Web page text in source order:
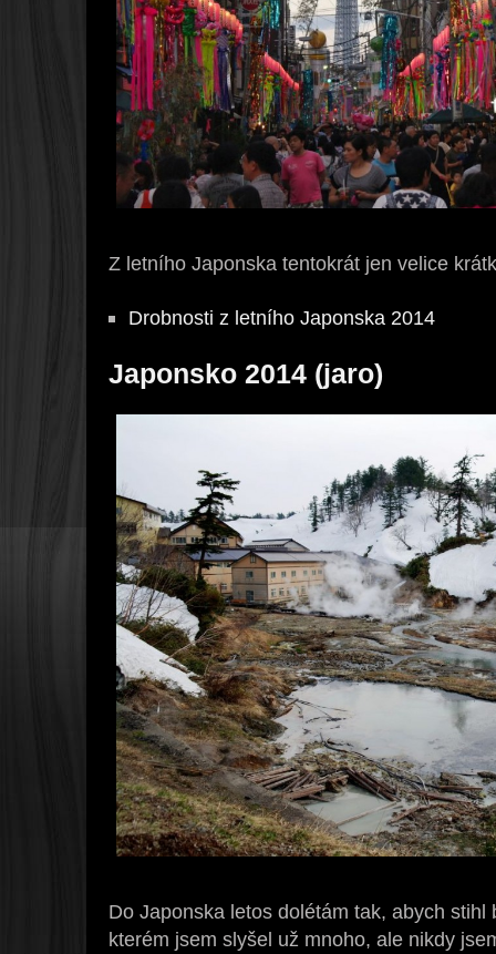
Z letního Japonska tentokrát jen velice
Drobnosti z letního Japonska 2014
Japonsko 2014 (jaro)
Do Japonska letos dolétám tak, abych
kterém jsem slyšel už mnoho, ale nikdy